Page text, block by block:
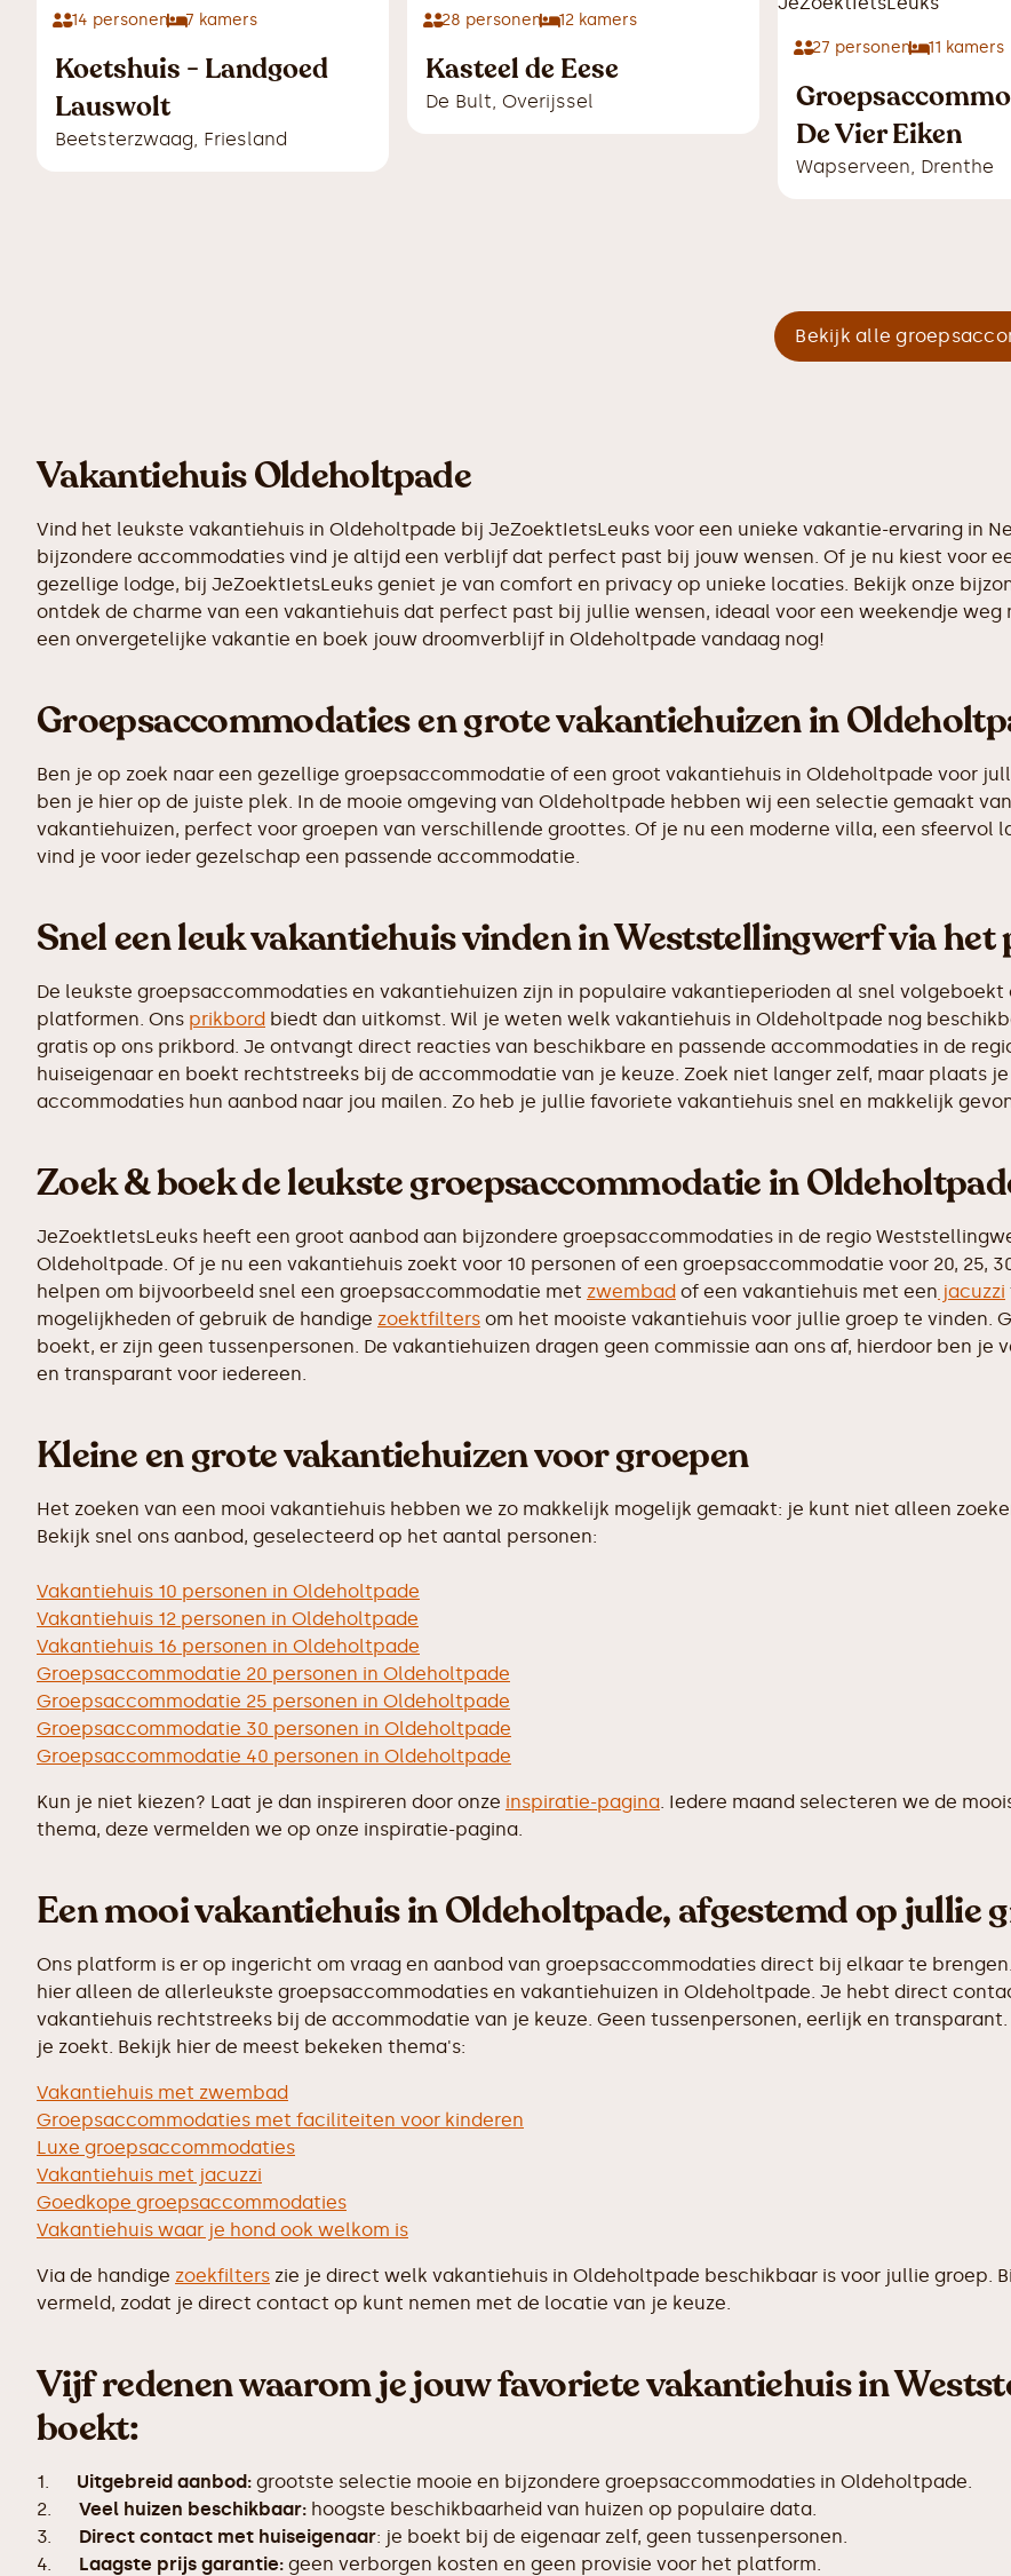
14 personen 7 kamers
Koetshuis - Landgoed
Lauswolt
Beetsterzwaag, Friesland
28 personen 12 kamers
Kasteel de Eese
De Bult, Overijssel
27 personen 11 kamers
De Vier Eiken
Wapserveen, Drenthe
Bekijk alle
Vakantiehuis Oldeholtpade
Vind het leukste vakantiehuis in Oldeholtpade bij JeZoektIetsLeuks voor een unieke vakantie-ervaring in
bijzondere accommodaties vind je altijd een verblijf dat perfect past bij jouw wensen. Of je nu kiest voor
gezellige lodge, bij JeZoektIetsLeuks geniet je van comfort en privacy op unieke locaties. Bekijk onze
ontdek de charme van een vakantiehuis dat perfect past bij jullie wensen, ideaal voor een weekendje
een onvergetelijke vakantie en boek jouw droomverblijf in Oldeholtpade vandaag nog!
Groepsaccommodaties en grote vakantiehuizen in
Ben je op zoek naar een gezellige groepsaccommodatie of een groot vakantiehuis in Oldeholtpade voor
ben je hier op de juiste plek. In de mooie omgeving van Oldeholtpade hebben wij een selectie gemaakt
vakantiehuizen, perfect voor groepen van verschillende groottes. Of je nu een moderne villa, een sfeervol
vind je voor ieder gezelschap een passende accommodatie.
Snel een leuk vakantiehuis vinden in Weststellingwerf via
De leukste groepsaccommodaties en vakantiehuizen zijn in populaire vakantieperioden al snel
platformen. Ons prikbord biedt dan uitkomst. Wil je weten welk vakantiehuis in Oldeholtpade nog
gratis op ons prikbord. Je ontvangt direct reacties van beschikbare en passende accommodaties in de
huiseigenaar en boekt rechtstreeks bij de accommodatie van je keuze. Zoek niet langer zelf, maar plaats
accommodaties hun aanbod naar jou mailen. Zo heb je jullie favoriete vakantiehuis snel en makkelijk
Zoek & boek de leukste groepsaccommodatie in
JeZoektIetsLeuks heeft een groot aanbod aan bijzondere groepsaccommodaties in de regio
Oldeholtpade. Of je nu een vakantiehuis zoekt voor 10 personen of een groepsaccommodatie voor 20, 25,
helpen om bijvoorbeeld snel een groepsaccommodatie met zwembad of een vakantiehuis met een jacuzzi
mogelijkheden of gebruik de handige zoektfilters om het mooiste vakantiehuis voor jullie groep te vinden.
boekt, er zijn geen tussenpersonen. De vakantiehuizen dragen geen commissie aan ons af, hierdoor ben
en transparant voor iedereen.
Kleine en grote vakantiehuizen voor groepen
Het zoeken van een mooi vakantiehuis hebben we zo makkelijk mogelijk gemaakt: je kunt niet alleen
Bekijk snel ons aanbod, geselecteerd op het aantal personen:
Vakantiehuis 10 personen in Oldeholtpade
Vakantiehuis 12 personen in Oldeholtpade
Vakantiehuis 16 personen in Oldeholtpade
Groepsaccommodatie 20 personen in Oldeholtpade
Groepsaccommodatie 25 personen in Oldeholtpade
Groepsaccommodatie 30 personen in Oldeholtpade
Groepsaccommodatie 40 personen in Oldeholtpade
Kun je niet kiezen? Laat je dan inspireren door onze inspiratie-pagina. Iedere maand selecteren we de
thema, deze vermelden we op onze inspiratie-pagina.
Een mooi vakantiehuis in Oldeholtpade, afgestemd op jullie
Ons platform is er op ingericht om vraag en aanbod van groepsaccommodaties direct bij elkaar te
hier alleen de allerleukste groepsaccommodaties en vakantiehuizen in Oldeholtpade. Je hebt direct
vakantiehuis rechtstreeks bij de accommodatie van je keuze. Geen tussenpersonen, eerlijk en
je zoekt. Bekijk hier de meest bekeken thema's:
Vakantiehuis met zwembad
Groepsaccommodaties met faciliteiten voor kinderen
Luxe groepsaccommodaties
Vakantiehuis met jacuzzi
Goedkope groepsaccommodaties
Vakantiehuis waar je hond ook welkom is
Via de handige zoekfilters zie je direct welk vakantiehuis in Oldeholtpade beschikbaar is voor jullie groep.
vermeld, zodat je direct contact op kunt nemen met de locatie van je keuze.
Vijf redenen waarom je jouw favoriete vakantiehuis in
boekt:
1. Uitgebreid aanbod: grootste selectie mooie en bijzondere groepsaccommodaties in Oldeholtpade.
2. Veel huizen beschikbaar: hoogste beschikbaarheid van huizen op populaire data.
3. Direct contact met huiseigenaar: je boekt bij de eigenaar zelf, geen tussenpersonen.
4. Laagste prijs garantie: geen verborgen kosten en geen provisie voor het platform.